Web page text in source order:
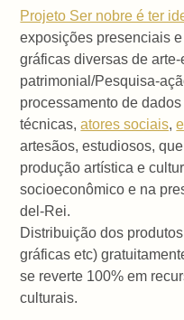
Projeto Ser nobre é ter
exposições presenciais
gráficas diversas de
patrimonial/Pesquisa-
processamento de
técnicas, atores sociais,
artesãos, estudiosos,
produção artística e
socioeconômico e na
del-Rei.
Distribuição dos
gráficas etc)
se reverte 100% em
culturais.